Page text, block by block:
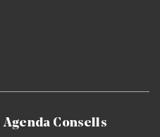
Agenda Consells